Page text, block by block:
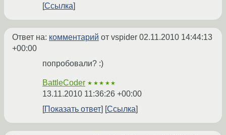
Ссылка
Ответ на: комментарий от vspider 02.11.2010 14:44:13
+00:00
попробовали? :)
BattleCoder ★★★★★
13.11.2010 11:36:26 +00:00
Показать ответ
Ссылка